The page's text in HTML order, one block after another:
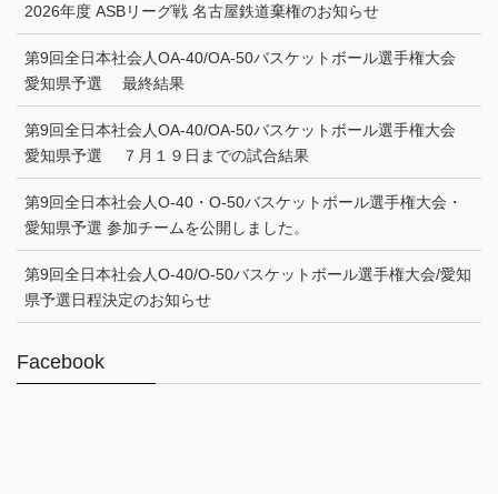
2026年度 ASBリーグ戦 名古屋鉄道棄権のお知らせ
第9回全日本社会人OA-40/OA-50バスケットボール選手権大会
愛知県予選 最終結果
第9回全日本社会人OA-40/OA-50バスケットボール選手権大会
愛知県予選 ７月１９日までの試合結果
第9回全日本社会人O-40・O-50バスケットボール選手権大会・
愛知県予選 参加チームを公開しました。
第9回全日本社会人O-40/O-50バスケットボール選手権大会/愛知
県予選日程決定のお知らせ
Facebook